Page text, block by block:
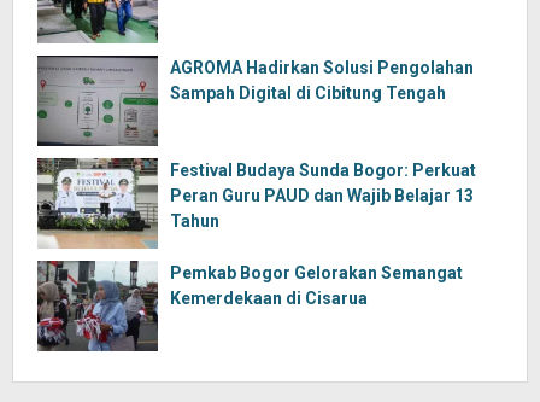
AGROMA Hadirkan Solusi Pengolahan
Sampah Digital di Cibitung Tengah
Festival Budaya Sunda Bogor: Perkuat
Peran Guru PAUD dan Wajib Belajar 13
Tahun
Pemkab Bogor Gelorakan Semangat
Kemerdekaan di Cisarua